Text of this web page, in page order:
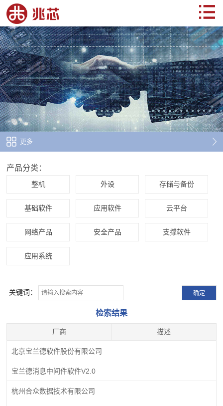
更多
检索结果
厂商 描述
产品分类：
整机 外设 存储与备份
基础软件 应用软件 云平台
网络产品 安全产品 支撑软件
应用系统
关键词：
北京宝兰德软件股份有限公司
宝兰德消息中间件软件V2.0
杭州合众数据技术有限公司